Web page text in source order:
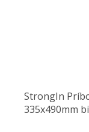
StrongIn
335x490mm